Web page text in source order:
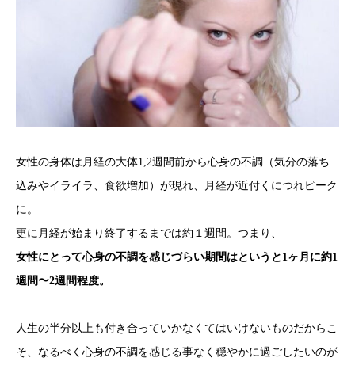
女性の身体は月経の大体1,2週間前から心身の不調（気分の落ち
込みやイライラ、食欲増加）が現れ、月経が近付くにつれピーク
に。
更に月経が始まり終了するまでは約１週間。つまり、
女性にとって心身の不調を感じづらい期間はというと1ヶ月に約1
週間〜2週間程度。
人生の半分以上も付き合っていかなくてはいけないものだからこ
そ、なるべく心身の不調を感じる事なく穏やかに過ごしたいのが